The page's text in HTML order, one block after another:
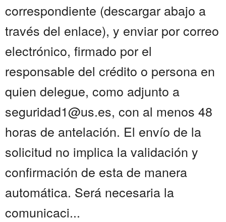
correspondiente (descargar abajo a
través del enlace), y enviar por correo
electrónico, firmado por el
responsable del crédito o persona en
quien delegue, como adjunto a
seguridad1@us.es, con al menos 48
horas de antelación. El envío de la
solicitud no implica la validación y
confirmación de esta de manera
automática. Será necesaria la
comunicaci...